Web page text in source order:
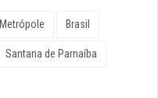
Metrópole Brasil
Santana de Parnaíba